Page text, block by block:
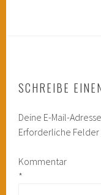
SCHREIBE
Deine E-Mail-
Erforderliche Felder
Kommentar
*